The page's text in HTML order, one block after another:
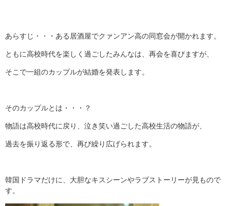
あらすじ・・・ある居酒屋でクァンアン高の同窓会が開かれます。
ともに高校時代を楽しく過ごしたみんなは、再会を喜びますが、
そこで一組のカップルが結婚を発表します。
そのカップルとは・・・？
物語は高校時代に戻り、泣き笑い過ごした高校生活の物語が、
過去を振り返る形で、再び繰り広げられます。
韓国ドラマだけに、大胆なキスシーンやラブストーリーが見もので
す。